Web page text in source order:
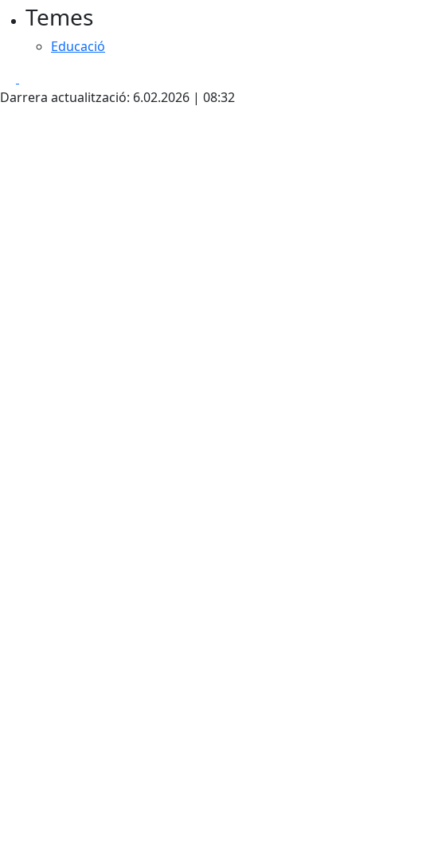
Temes
Educació
Darrera actualització: 6.02.2026 | 08:32